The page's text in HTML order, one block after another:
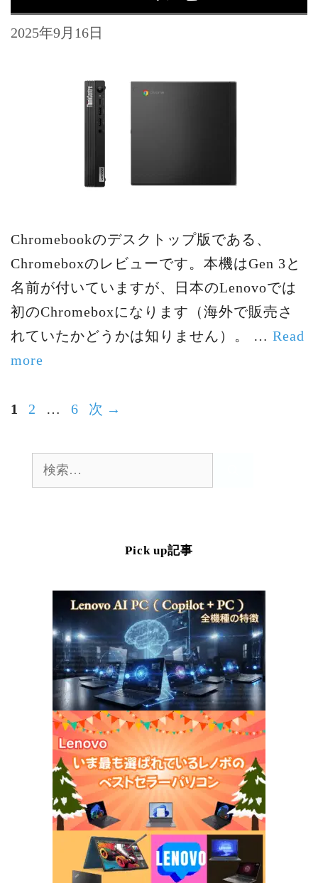
2025年9月16日
Chromebookのデスクトップ版である、
Chromeboxのレビューです。本機はGen 3と
名前が付いていますが、日本のLenovoでは
初のChromeboxになります（海外で販売さ
れていたかどうかは知りません）。 … Read
more
ペ
1
ペ
ジ
2 …
ペ
ジ
6 次 →
Pick up記事